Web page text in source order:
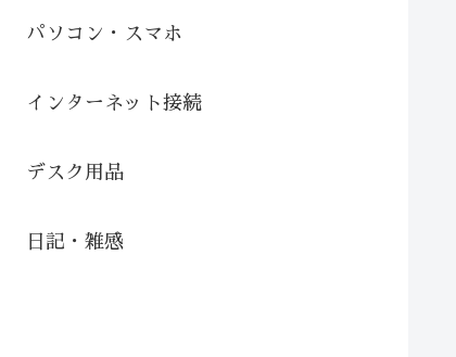
パソコン・スマホ
インターネット接続
デスク用品
日記・雑感